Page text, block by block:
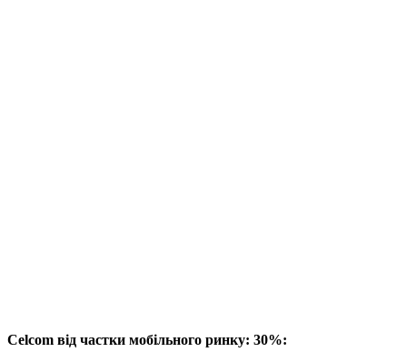
Celcom від частки мобільного ринку: 30%: